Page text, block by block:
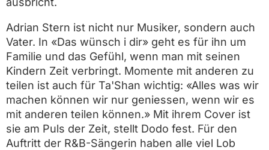
Adrian Stern ist nicht nur Musiker, sondern auch
Vater. In «Das wünsch i dir» geht es für ihn um
Familie und das Gefühl, wenn man mit seinen
Kindern Zeit verbringt. Momente mit anderen zu
teilen ist auch für Ta'Shan wichtig: «Alles was wir
machen können wir nur geniessen, wenn wir es
mit anderen teilen können.» Mit ihrem Cover ist
sie am Puls der Zeit, stellt Dodo fest. Für den
Auftritt der R&B-Sängerin haben alle viel Lob